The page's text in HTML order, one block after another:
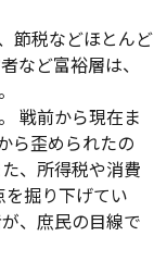
節税などほとんど
など富裕層は、
戦前から現在ま
ら歪められたの
、所得税や消費
掘り下げてい
、庶民の目線で